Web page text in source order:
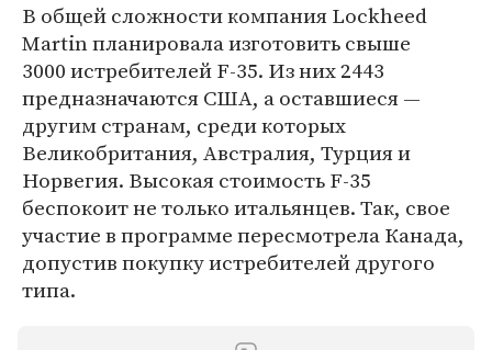
В общей сложности компания Lockheed
Martin планировала изготовить свыше
3000 истребителей F-35. Из них 2443
предназначаются США, а оставшиеся —
другим странам, среди которых
Великобритания, Австралия, Турция и
Норвегия. Высокая стоимость F-35
беспокоит не только итальянцев. Так, свое
участие в программе пересмотрела Канада,
допустив покупку истребителей другого
типа.